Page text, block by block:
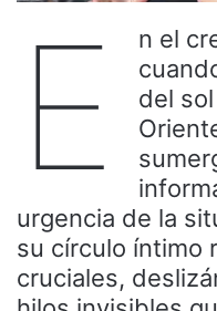
E
n el
del
urgencia de la
su círculo íntimo
cruciales,